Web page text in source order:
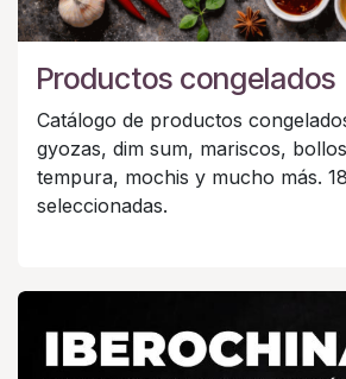
Productos congelados
Catálogo de productos
gyozas, dim sum, mariscos,
tempura, mochis y mucho más.
seleccionadas.